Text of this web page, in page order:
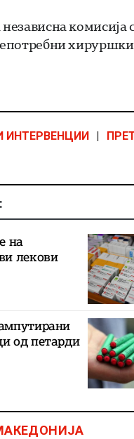
комисија
|
на
лекови
од петарди